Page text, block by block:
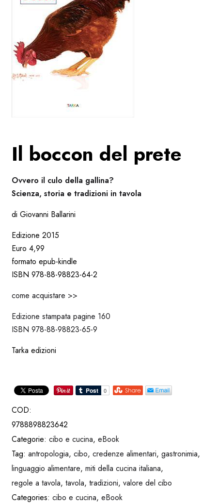
Il boccon del prete
Ovvero il culo della gallina?
Scienza, storia e tradizioni in tavola
di Giovanni Ballarini
Edizione 2015
Euro 4,99
formato epub-kindle
ISBN 978-88-98823-64-2
come acquistare >>
Edizione stampata pagine 160
ISBN 978-88-98823-65-9
Tarka edizioni
COD:
9788898823642
Categorie: cibo e cucina, eBook
Tag: antropologia, cibo, credenze alimentari, gastronimia,
linguaggio alimentare, miti della cucina italiana,
regole a tavola, tavola, tradizioni, valore del cibo
Categories: cibo e cucina, eBook